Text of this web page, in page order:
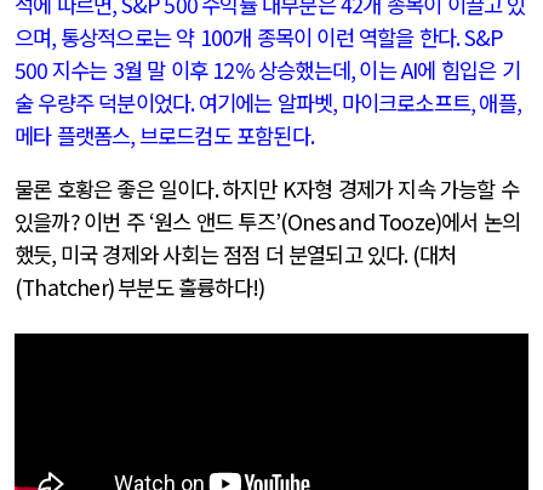
으며, 통상적으로는 약 100개 종목이 이런 역할을 한다. S&P
500 지수는 3월 말 이후 12%상승했는데,이는AI에 힘입은 기
술 우량주 덕분이었다.여기에는 알파벳, 마이크로소프트,애플,
메타 플랫폼스,브로드컴도 포함된다.
물론 호황은 좋은 일이다.하지만 K자형 경제가 지속 가능할 수
있을까?이번 주‘원스 앤드 투즈’(Ones and Tooze)에서 논의
했듯, 미국 경제와 사회는 점점 더 분열되고 있다. (대처
(Thatcher)부분도 훌륭하다!)